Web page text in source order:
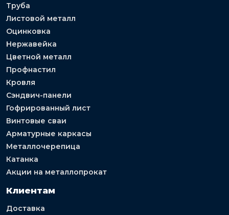
Труба
Листовой металл
Оцинковка
Нержавейка
Цветной металл
Профнастил
Кровля
Сэндвич-панели
Гофрированный лист
Винтовые сваи
Арматурные каркасы
Металлочерепица
Катанка
Акции на металлопрокат
Клиентам
Доставка